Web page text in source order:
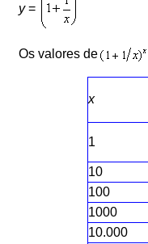
y=
Os valores de
x
1
10
100
1000
10.000